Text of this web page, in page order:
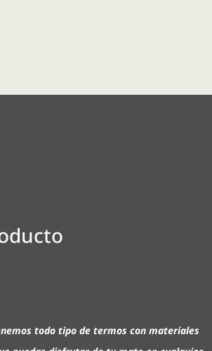
todo tipo de termos con materiales